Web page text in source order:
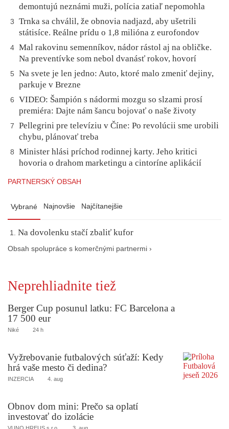
demontujú neznámi muži, polícia zatiaľ nepomohla
3
Trnka sa chválil, že obnovia nadjazd, aby ušetrili
státisíce. Reálne prídu o 1,8 milióna z eurofondov
4 Mal rakovinu semenníkov, nádor rástol aj na obličke.
Na preventívke som nebol dvanásť rokov, hovorí
5
Na svete je len jedno: Auto, ktoré malo zmeniť dejiny,
parkuje v Brezne
6
VIDEO: Šampión s nádormi mozgu so slzami prosí
premiéra: Dajte nám šancu bojovať o naše životy
7
Pellegrini pre televíziu v Číne: Po revolúcii sme urobili
chybu, plánovať treba
8
Minister hlási príchod rodinnej karty. Jeho kritici
hovoria o drahom marketingu a cintoríne aplikácií
PARTNERSKÝ OBSAH
Vybrané Najnovšie Najčítanejšie
Na dovolenku stačí zbaliť kufor
Obsah spolupráce s komerčnými partnermi ›
Neprehliadnite tiež
Berger Cup posunul latku: FC Barcelona a
17 500 eur
Niké 24 h
Vyžrebovanie futbalových súťaží: Kedy
hrá vaše mesto či dedina?
INZERCIA 4. aug
Obnov dom mini: Prečo sa oplatí
investovať do izolácie